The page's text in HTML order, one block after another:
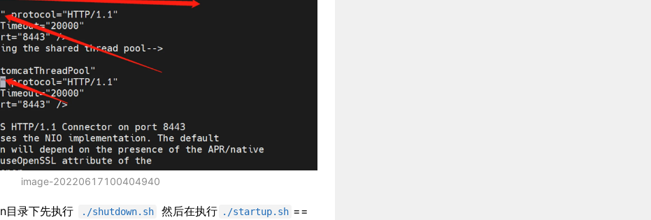
image-20220617100404940
目录下先执行 ./shutdown.sh 然后在执行 ./startup.sh ==